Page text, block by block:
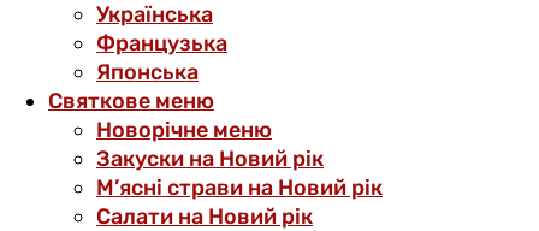
Українська
Французька
Японська
Святкове меню
Новорічне меню
Закуски на Новий рік
М’ясні страви на Новий рік
Салати на Новий рік